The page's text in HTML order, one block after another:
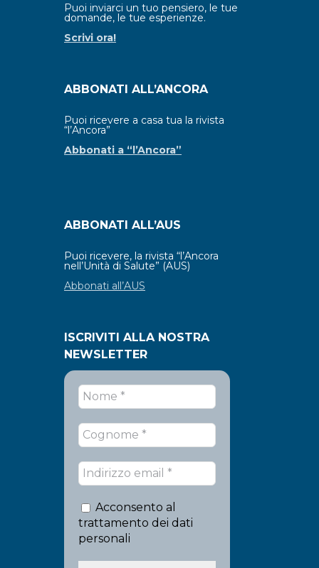
Puoi inviarci un tuo pensiero, le tue
domande, le tue esperienze.
Scrivi ora!
ABBONATI ALL’ANCORA
Puoi ricevere a casa tua la rivista
“l’Ancora”
Abbonati a “l’Ancora”
ABBONATI ALL’AUS
Puoi ricevere, la rivista “l’Ancora
nell’Unità di Salute” (AUS)
Abbonati all’AUS
ISCRIVITI ALLA NOSTRA
NEWSLETTER
Acconsento al
trattamento dei dati
personali